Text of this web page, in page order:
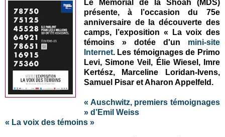
Le Mémorial de la Shoah (MDS)
présente, à l’occasion du 75e
anniversaire de la découverte des
camps, l’exposition « La voix des
témoins » dotée d'un mini-site
Internet.Les témoignages de Primo
Levi, Simone Veil, Élie Wiesel, Imre
Kertész, Marceline Loridan-Ivens,
Samuel Pisar et Aharon Appelfeld.
« Auschwitz, premiers témoignages
» d’Emil Weiss
« La voix des témoins »